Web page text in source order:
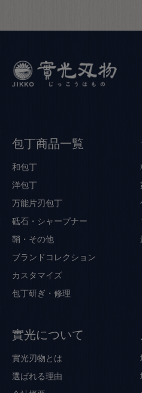
包丁商品一覧
和包丁
洋包丁
万能片刃包丁
砥石・シャープナー
鞘・その他
ブランドコレクション
カスタマイズ
包丁研ぎ・修理
實光について
實光刃物とは
選ばれる理由